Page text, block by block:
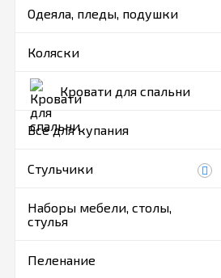
Одеяла, пледы, подушки
Коляски
Кровати для спальни
Все для купания
Стульчики
Наборы мебели, столы,
стулья
Пеленание